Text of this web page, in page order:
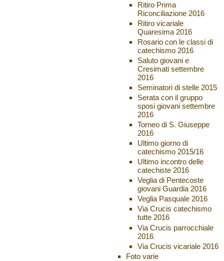
Ritiro Prima
Riconciliazione 2016
Ritiro vicariale
Quaresima 2016
Rosario con le classi di
catechismo 2016
Saluto giovani e
Cresimati settembre
2016
Seminatori di stelle 2015
Serata con il gruppo
sposi giovani settembre
2016
Torneo di S. Giuseppe
2016
Ultimo giorno di
catechismo 2015/16
Ultimo incontro delle
catechiste 2016
Veglia di Pentecoste
giovani Guardia 2016
Veglia Pasquale 2016
Via Crucis catechismo
tutte 2016
Via Crucis parrocchiale
2016
Via Crucis vicariale 2016
Foto varie